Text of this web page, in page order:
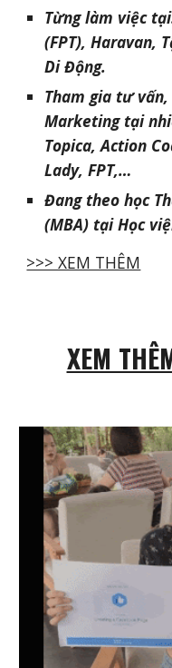
Từng làm việc
(FPT), Haravan,
Di Động.
Tham gia tư
Marketing tại
Topica, Action
Lady, FPT,…
Đang theo học
(MBA) tại Học
>>> XEM THÊM
XEM